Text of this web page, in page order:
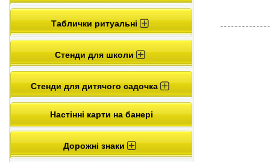
Таблички ритуальні
Стенди для школи
Стенди для дитячого садочка
Настінні карти на банері
Дорожні знаки